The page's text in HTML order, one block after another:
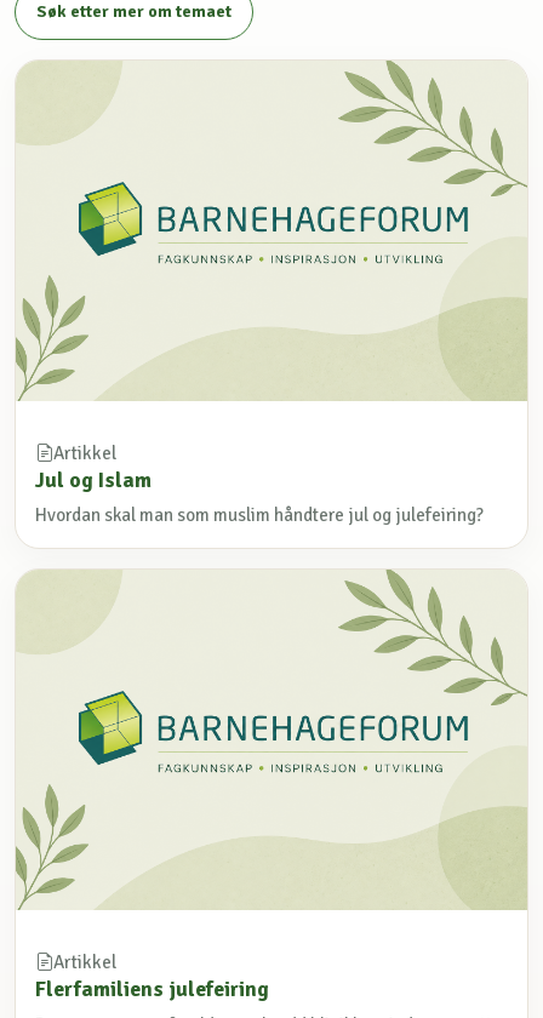
Søk etter mer om temaet
Artikkel
Jul og Islam
Hvordan skal man som muslim håndtere jul og julefeiring?
Artikkel
Flerfamiliens julefeiring